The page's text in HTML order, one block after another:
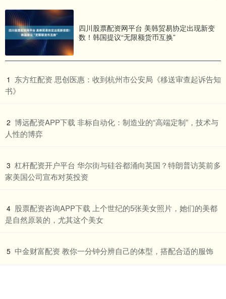
四川股票配资网平台 美韩贸易协定出现新变
数！韩国提议“无限额货币互换”
1 ​东方红配资 思创医惠：收到杭州市公安局《移送审查起诉告知
书》
2 ​博远配资APP下载 非标自动化：制造业的“高端定制”，技术与
人性的博弈
3 ​杠杆配资开户平台 华尔街与硅谷都涌向英国？特朗普访英前多
家美国公司宣布对英投资
4 ​股票配资咨询APP下载 上个世纪的5张美女照片，她们的美都
是自然原装的，尤其这个美女
5 ​中金财富配资 教你一分钟分辨自己的体型，搭配合适的服饰